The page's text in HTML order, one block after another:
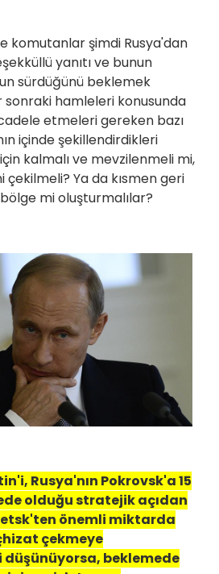
komutanlar şimdi Rusya'dan
yanıtı ve bunun
sürdüğünü beklemek
sonraki hamleleri konusunda
etmeleri gereken bazı
içinde şekillendirdikleri
kalmalı ve mevzilenmeli mi,
Ya da kısmen geri
mi oluşturmalılar?
Rusya'nın Pokrovsk'a 15
olduğu stratejik açıdan
önemli miktarda
çekmeye
beklemede